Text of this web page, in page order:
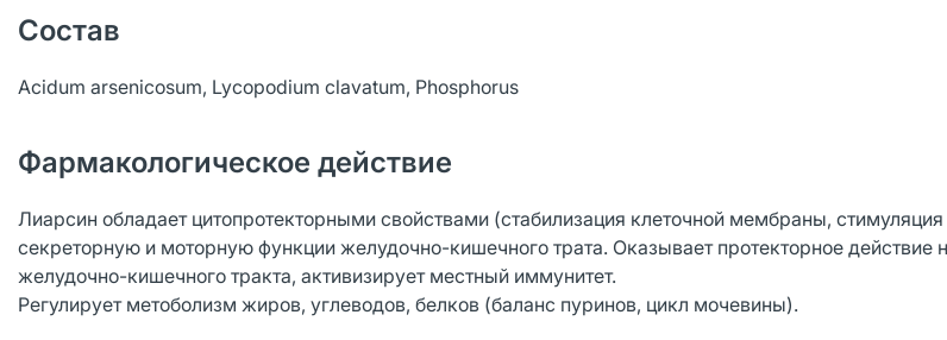
Состав
Acidum arsenicosum, Lycopodium clavatum, Phosphorus
Фармакологическое действие
Лиарсин обладает цитопротекторными свойствами (стабилизация клеточной мембраны,
секреторную и моторную функции желудочно-кишечного трата. Оказывает протекторное действие
желудочно-кишечного тракта, активизирует местный иммунитет.
Регулирует метоболизм жиров, углеводов, белков (баланс пуринов, цикл мочевины).